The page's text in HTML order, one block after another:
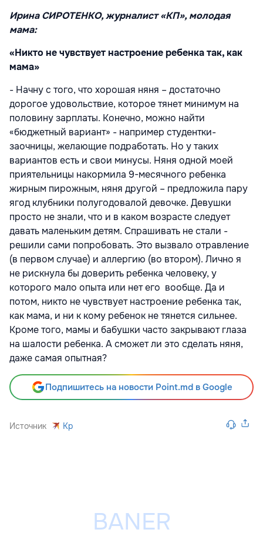
Ирина СИРОТЕНКО, журналист «КП», молодая
мама:
«Никто не чувствует настроение ребенка так, как
мама»
- Начну с того, что хорошая няня – достаточно
дорогое удовольствие, которое тянет минимум на
половину зарплаты. Конечно, можно найти
«бюджетный вариант» - например студентки-
заочницы, желающие подработать. Но у таких
вариантов есть и свои минусы. Няня одной моей
приятельницы накормила 9-месячного ребенка
жирным пирожным, няня другой – предложила пару
ягод клубники полугодовалой девочке. Девушки
просто не знали, что и в каком возрасте следует
давать маленьким детям. Спрашивать не стали -
решили сами попробовать. Это вызвало отравление
(в первом случае) и аллергию (во втором). Лично я
не рискнула бы доверить ребенка человеку, у
которого мало опыта или нет его вообще. Да и
потом, никто не чувствует настроение ребенка так,
как мама, и ни к кому ребенок не тянется сильнее.
Кроме того, мамы и бабушки часто закрывают глаза
на шалости ребенка. А сможет ли это сделать няня,
даже самая опытная?
Подпишитесь на новости Point.md в Google
Источник Kp